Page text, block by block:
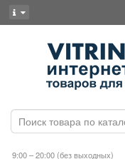
9:00 – 20:00 (без выходных)